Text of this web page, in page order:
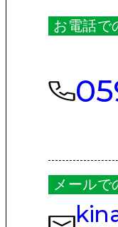
お電話で
メールで